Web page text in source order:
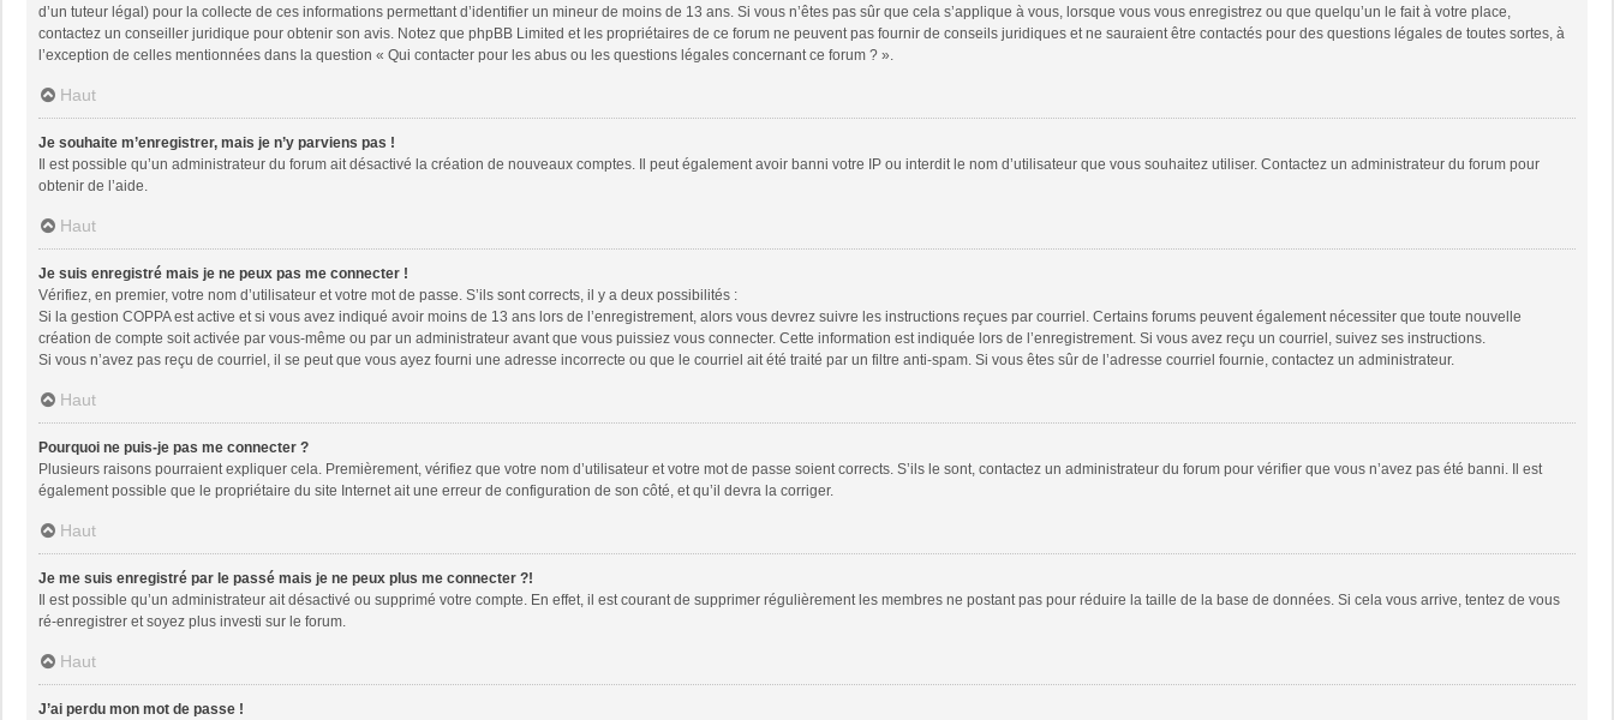
d’un tuteur légal) pour la collecte de ces informations permettant d’identifier un mineur de moins de 13 ans. Si vous n’êtes pas sûr que cela s’applique à vous, lorsque vous vous enregistrez ou que quelqu’un le fait à votre place,
contactez un conseiller juridique pour obtenir son avis. Notez que phpBB Limited et les propriétaires de ce forum ne peuvent pas fournir de conseils juridiques et ne sauraient être contactés pour des questions légales de toutes sortes, à
l’exception de celles mentionnées dans la question « Qui contacter pour les abus ou les questions légales concernant ce forum ? ».
Haut
Je souhaite m’enregistrer, mais je n’y parviens pas !
Il est possible qu’un administrateur du forum ait désactivé la création de nouveaux comptes. Il peut également avoir banni votre IP ou interdit le nom d’utilisateur que vous souhaitez utiliser. Contactez un administrateur du forum pour
obtenir de l’aide.
Haut
Je suis enregistré mais je ne peux pas me connecter !
Vérifiez, en premier, votre nom d’utilisateur et votre mot de passe. S’ils sont corrects, il y a deux possibilités :
Si la gestion COPPA est active et si vous avez indiqué avoir moins de 13 ans lors de l’enregistrement, alors vous devrez suivre les instructions reçues par courriel. Certains forums peuvent également nécessiter que toute nouvelle
création de compte soit activée par vous-même ou par un administrateur avant que vous puissiez vous connecter. Cette information est indiquée lors de l’enregistrement. Si vous avez reçu un courriel, suivez ses instructions.
Si vous n’avez pas reçu de courriel, il se peut que vous ayez fourni une adresse incorrecte ou que le courriel ait été traité par un filtre anti-spam. Si vous êtes sûr de l’adresse courriel fournie, contactez un administrateur.
Haut
Pourquoi ne puis-je pas me connecter ?
Plusieurs raisons pourraient expliquer cela. Premièrement, vérifiez que votre nom d’utilisateur et votre mot de passe soient corrects. S’ils le sont, contactez un administrateur du forum pour vérifier que vous n’avez pas été banni. Il est
également possible que le propriétaire du site Internet ait une erreur de configuration de son côté, et qu’il devra la corriger.
Haut
Je me suis enregistré par le passé mais je ne peux plus me connecter ?!
Il est possible qu’un administrateur ait désactivé ou supprimé votre compte. En effet, il est courant de supprimer régulièrement les membres ne postant pas pour réduire la taille de la base de données. Si cela vous arrive, tentez de vous
ré-enregistrer et soyez plus investi sur le forum.
Haut
J’ai perdu mon mot de passe !